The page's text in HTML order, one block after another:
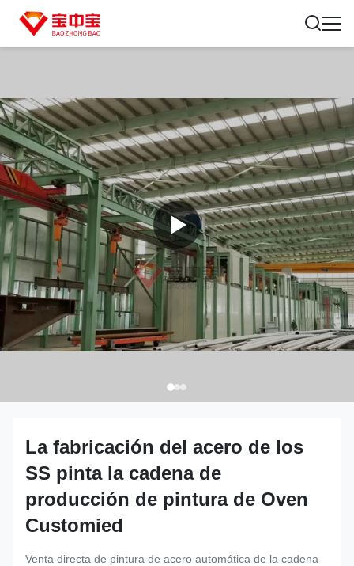
La fabricación del acero de los
SS pinta la cadena de
producción de pintura de Oven
Customied
Venta directa de pintura de acero automática de la cadena